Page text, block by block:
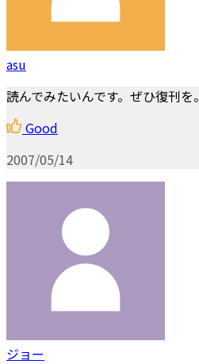
asu
読んでみたいんです。ぜひ復刊を。
Good
2007/05/14
ジョー